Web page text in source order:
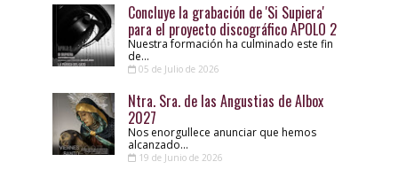
Concluye la grabación de 'Si Supiera'
para el proyecto discográfico APOLO 2
Nuestra formación ha culminado este fin
de...
05 de Julio de 2026
Ntra. Sra. de las Angustias de Albox
2027
Nos enorgullece anunciar que hemos
alcanzado...
19 de Junio de 2026